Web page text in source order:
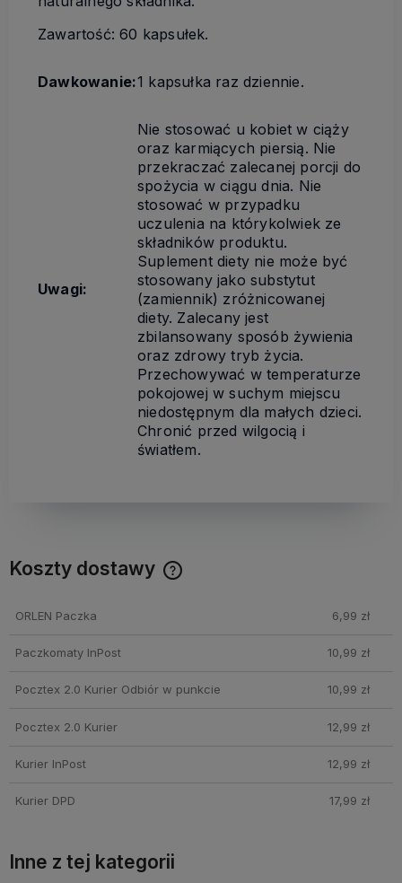
Zawartość: 60 kapsułek.
Dawkowanie:1 kapsułka raz dziennie.
Uwagi:
Nie stosować u kobiet w ciąży
oraz karmiących piersią. Nie
przekraczać zalecanej porcji do
spożycia w ciągu dnia. Nie
stosować w przypadku
uczulenia na którykolwiek ze
składników produktu.
Suplement diety nie może być
stosowany jako substytut
(zamiennik) zróżnicowanej
diety. Zalecany jest
zbilansowany sposób żywienia
oraz zdrowy tryb życia.
Przechowywać w temperaturze
pokojowej w suchym miejscu
niedostępnym dla małych dzieci.
Chronić przed wilgocią i
światłem.
Koszty dostawy
ORLEN Paczka 6,99 zł
Paczkomaty InPost 10,99 zł
Pocztex 2.0 Kurier Odbiór w punkcie 10,99 zł
Pocztex 2.0 Kurier 12,99 zł
Kurier InPost 12,99 zł
Kurier DPD 17,99 zł
Inne z tej kategorii